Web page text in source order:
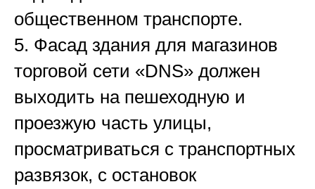
общественном транспорте.
5. Фасад здания для магазинов
торговой сети «DNS» должен
выходить на пешеходную и
проезжую часть улицы,
просматриваться с транспортных
развязок, с остановок